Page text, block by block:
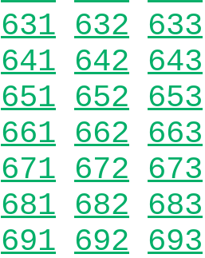
631 632 633
641 642 643
651 652 653
661 662 663
671 672 673
681 682 683
691 692 693